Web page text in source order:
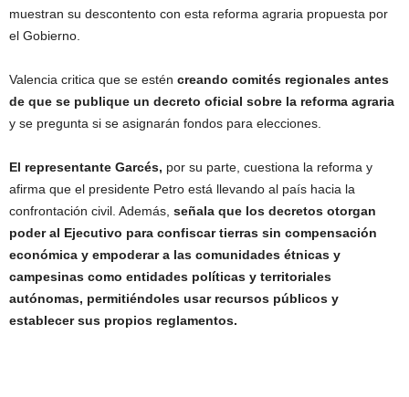
muestran su descontento con esta reforma agraria propuesta por
el Gobierno.
Valencia critica que se estén creando comités regionales antes
de que se publique un decreto oficial sobre la reforma agraria
y se pregunta si se asignarán fondos para elecciones.
El representante Garcés, por su parte, cuestiona la reforma y
afirma que el presidente Petro está llevando al país hacia la
confrontación civil. Además, señala que los decretos otorgan
poder al Ejecutivo para confiscar tierras sin compensación
económica y empoderar a las comunidades étnicas y
campesinas como entidades políticas y territoriales
autónomas, permitiéndoles usar recursos públicos y
establecer sus propios reglamentos.